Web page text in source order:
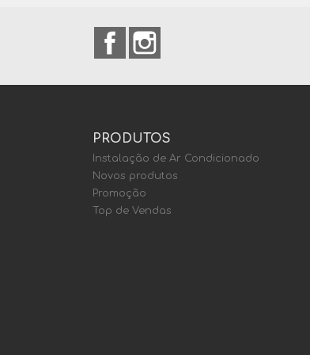
Facebook
PRODUTOS
Instalação de Ar Condicionado
Novos produtos
Promoção
Top de Vendas